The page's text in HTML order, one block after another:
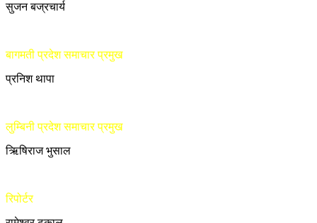
सुजन बज्रचार्य
बागमती प्रदेश समाचार प्रमुख
प्रनिश थापा
लुम्बिनी प्रदेश समाचार प्रमुख
ऋिषिराज भुसाल
रिपोर्टर